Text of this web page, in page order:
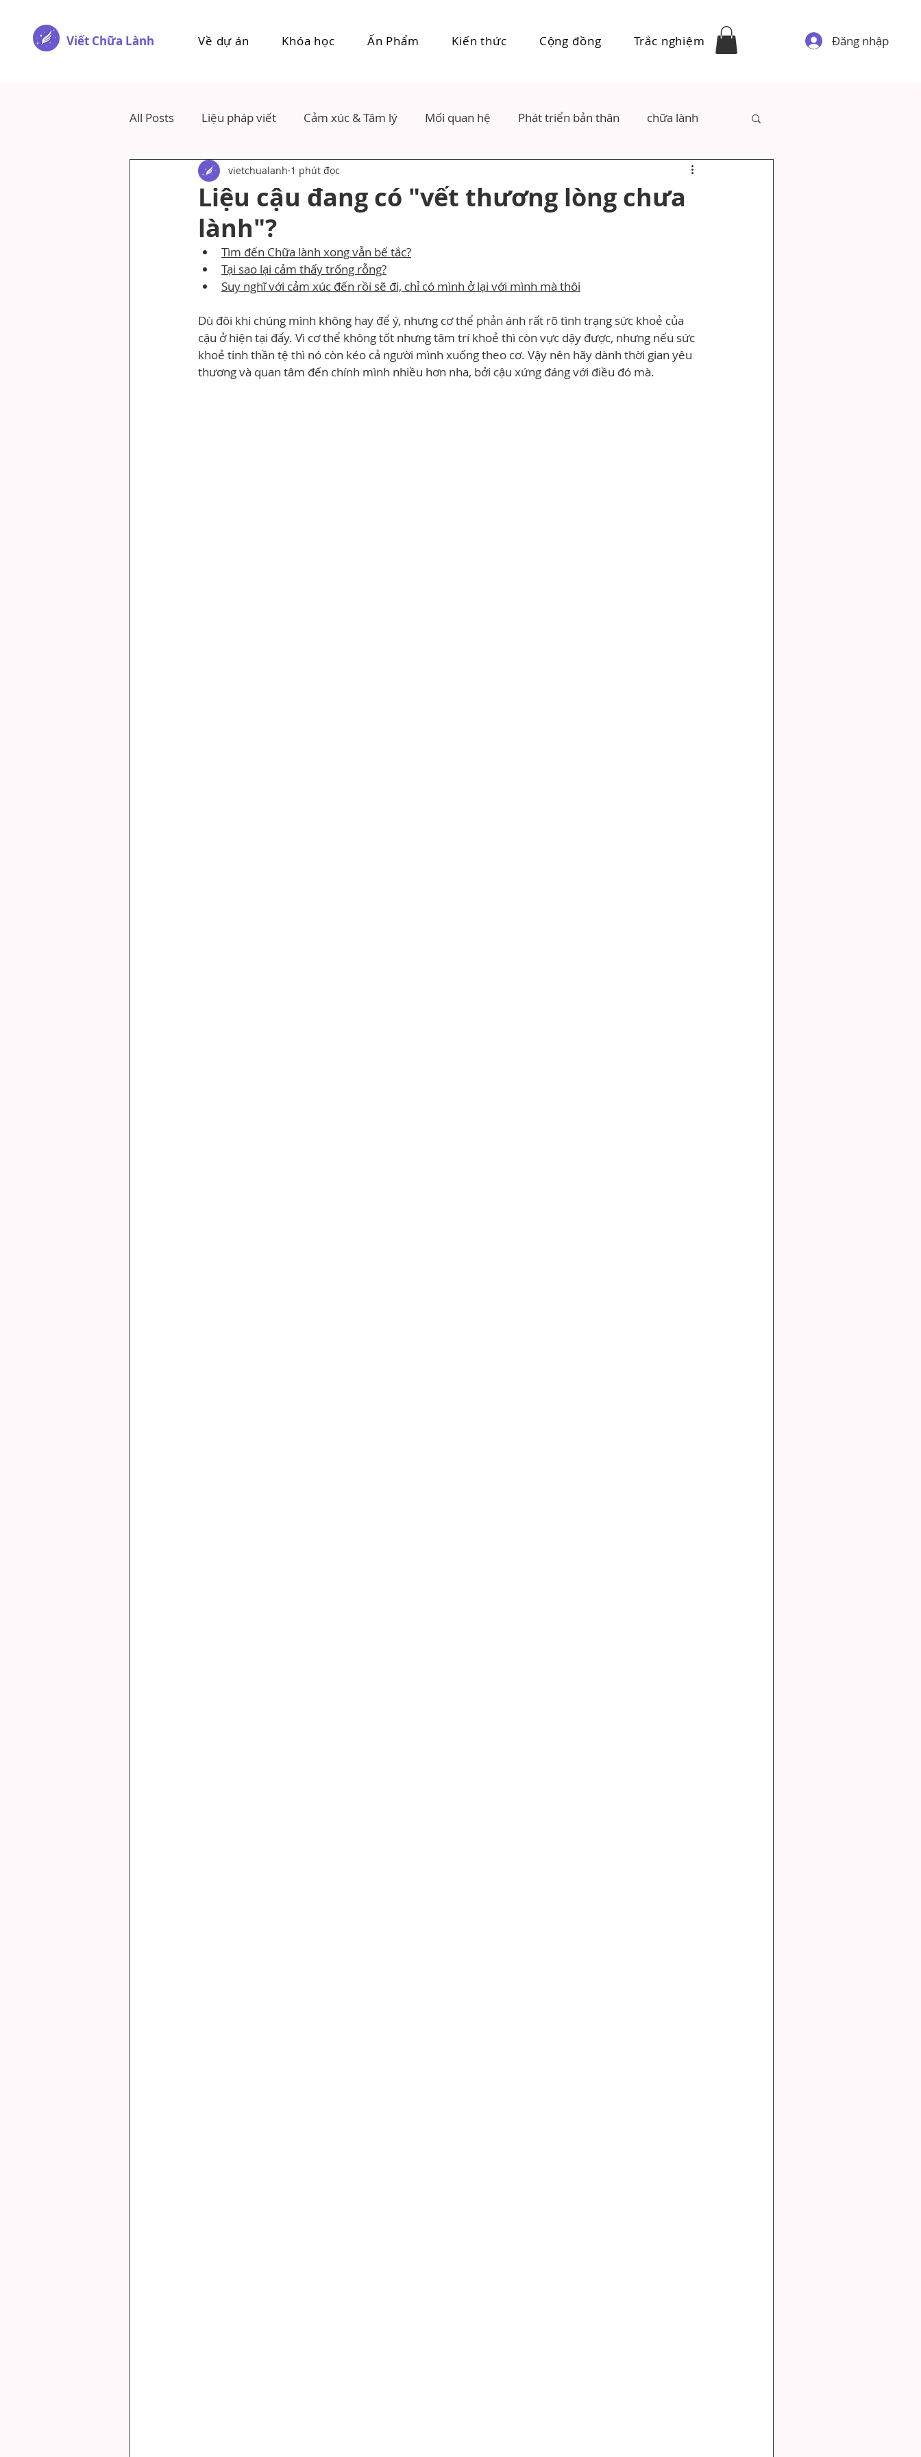
Viết Chữa Lành Về dự án Khóa học Ấn Phẩm Kiến thức Cộng đồng Trắc nghiệm Đăng nhập
All Posts Liệu pháp viết Cảm xúc & Tâm lý Mối quan hệ Phát triển bản thân chữa lành
Liệu cậu đang có "vết thương lòng chưa
lành"?
vietchualanh 1 phút đọc
Tìm đến Chữa lành xong vẫn bế tắc?
Tại sao lại cảm thấy trống rỗng?
Suy nghĩ với cảm xúc đến rồi sẽ đi, chỉ có mình ở lại với mình mà thôi
Dù đôi khi chúng mình không hay để ý, nhưng cơ thể phản ánh rất rõ tình trạng sức khoẻ của
cậu ở hiện tại đấy. Vì cơ thể không tốt nhưng tâm trí khoẻ thì còn vực dậy được, nhưng nếu sức
khoẻ tinh thần tệ thì nó còn kéo cả người mình xuống theo cơ. Vậy nên hãy dành thời gian yêu
thương và quan tâm đến chính mình nhiều hơn nha, bởi cậu xứng đáng với điều đó mà.